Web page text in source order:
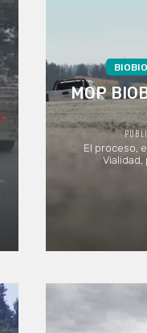
BIOBIO
MOP
El proceso,
Vialidad,